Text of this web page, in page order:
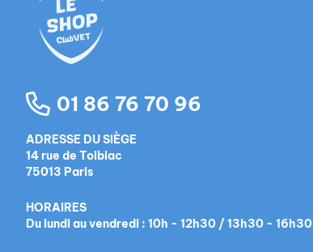
01 86 76 70 96
ADRESSE DU SIÈGE
14 rue de Tolbiac
75013 Paris
HORAIRES
Du lundi au vendredi : 10h - 12h30 / 13h30 - 16h30